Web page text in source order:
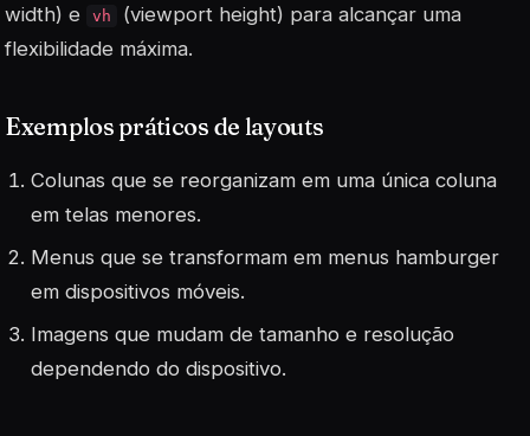
width) e
vh
(viewport height) para alcançar uma
flexibilidade máxima.
Exemplos práticos de layouts
Colunas que se reorganizam em uma única coluna
em telas menores.
Menus que se transformam em menus hamburger
em dispositivos móveis.
Imagens que mudam de tamanho e resolução
dependendo do dispositivo.